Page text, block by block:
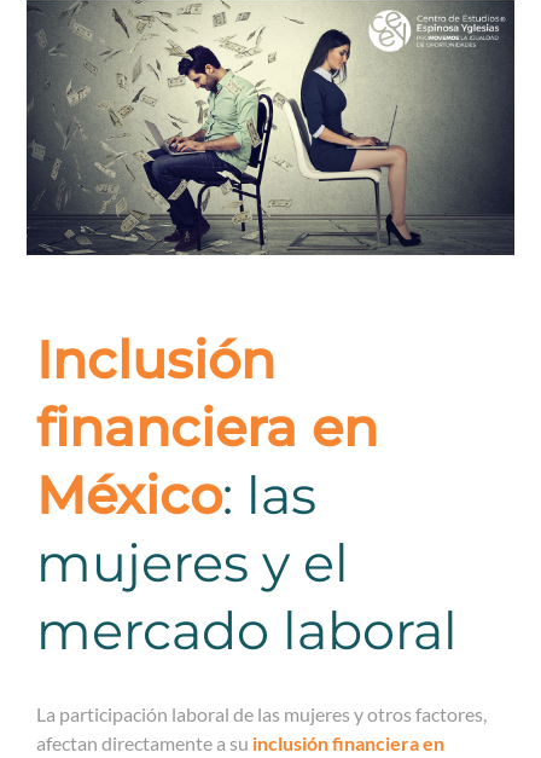
Ver
Imagen
Grande
Inclusión
financiera en
México: las
mujeres y el
mercado laboral
La participación laboral de las mujeres y otros factores,
afectan directamente a su inclusión financiera en